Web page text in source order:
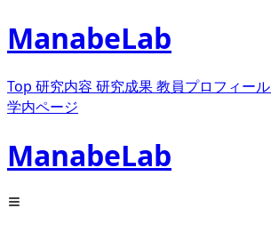
ManabeLab
Top 研究内容 研究成果教員プロフィール
学内ページ
ManabeLab